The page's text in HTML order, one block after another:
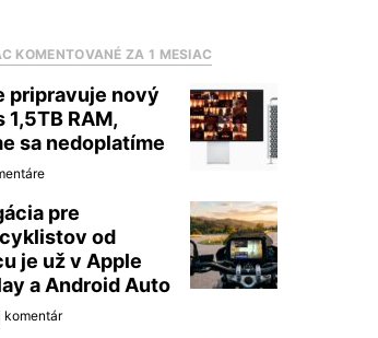
KOMENTOVANÉ ZA 1 MESIAC
pripravuje nový
1,5TB RAM,
sa nedoplatíme
pre
od
je už v Apple
a Android Auto
komentár